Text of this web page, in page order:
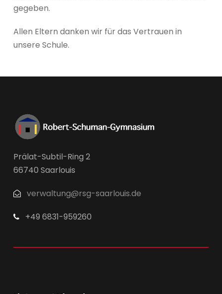
gegeben.
Allen Eltern danken wir für das Vertrauen in
unsere Schule.
Prälat-Subtil-Ring 2
66740 Saarlouis
verwaltung@rsg-saarlouis.de
+49 6831-959260